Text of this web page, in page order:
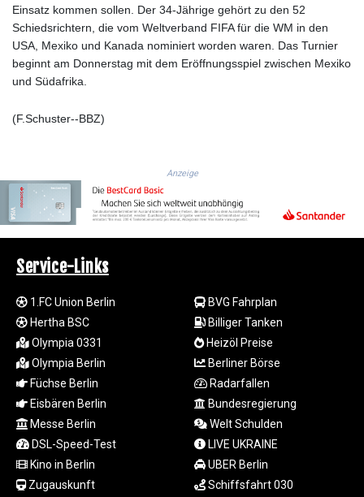
1509.981237
IRR
1590322.371805
ISK 142.598215
KGS 101.104505
4681.941823
KMF 492.514185
KRW
KZT 540.233287
LAK
26025.676609
LBP
103223.017367
LKR 386.635196
LRD 208.057415
LSL 18.726567
LTL 3.413768
LVL 0.699335
LYD 7.331909
Einsatz kommen sollen. Der 34-Jährige gehört zu den 52
Schiedsrichtern, die vom Weltverband FIFA für die WM in den
USA, Mexiko und Kanada nominiert worden waren. Das Turnier
beginnt am Donnerstag mit dem Eröffnungsspiel zwischen Mexiko
und Südafrika.
(F.Schuster--BBZ)
Anzeige
Service-Links
1.FC Union Berlin
Hertha BSC
Olympia 0331
Olympia Berlin
Füchse Berlin
Eisbären Berlin
Messe Berlin
DSL-Speed-Test
Kino in Berlin
Zugauskunft
BVG Fahrplan
Billiger Tanken
Heizöl Preise
Berliner Börse
Radarfallen
Bundesregierung
Welt Schulden
LIVE UKRAINE
UBER Berlin
Schiffsfahrt 030